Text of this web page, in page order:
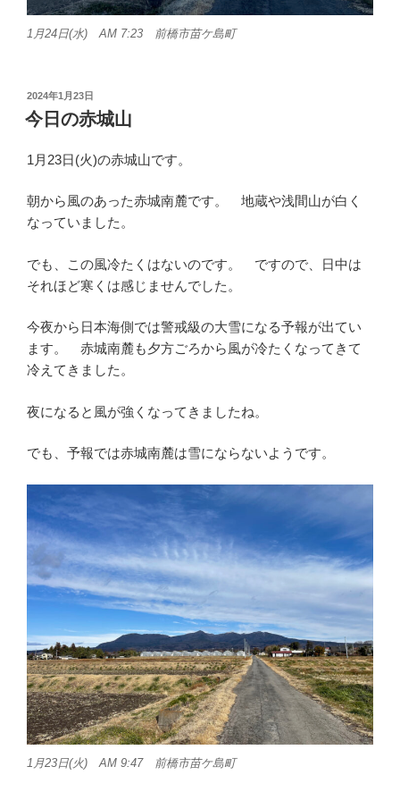
1月24日(水) AM 7:23 前橋市苗ケ島町
投
稿
日:
2024年1月23日
今日の赤城山
1月23日(火)の赤城山です。
朝から風のあった赤城南麓です。 地蔵や浅間山が白く
なっていました。
でも、この風冷たくはないのです。 ですので、日中は
それほど寒くは感じませんでした。
今夜から日本海側では警戒級の大雪になる予報が出てい
ます。 赤城南麓も夕方ごろから風が冷たくなってきて
冷えてきました。
夜になると風が強くなってきましたね。
でも、予報では赤城南麓は雪にならないようです。
1月23日(火) AM 9:47 前橋市苗ケ島町